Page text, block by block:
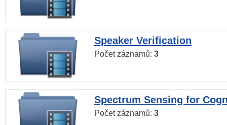
Speaker Verification
Počet záznamů: 3
Spectrum Sensing for
Počet záznamů: 3